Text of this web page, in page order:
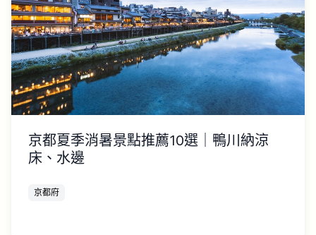
京都夏季消暑景點推薦10選｜鴨川納涼
床、水邊
京都府